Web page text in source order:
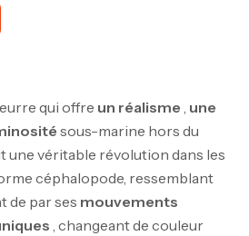
qui offre un réalisme , une
sous-marine hors du
une véritable révolution dans les
céphalopode, ressemblant
de par ses mouvements
, changeant de couleur